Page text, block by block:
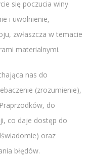
się poczucia winy
i uwolnienie,
zwłaszcza w temacie
materialnymi.
nas do
(zrozumienie),
do
co daje dostęp do
oraz
błędów.